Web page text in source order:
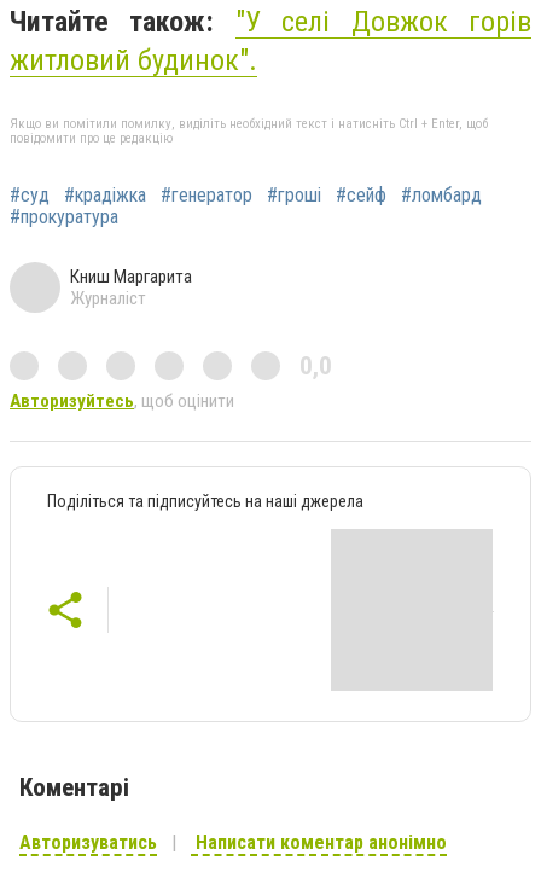
Читайте також: "У селі Довжок горів
житловий будинок".
Якщо ви помітили помилку, виділіть необхідний текст і натисніть Ctrl + Enter, щоб
повідомити про це редакцію
#суд #крадіжка #генератор #гроші #сейф
#ломбард
#прокуратура
Книш Маргарита
Журналіст
0,0
Авторизуйтесь, щоб оцінити
Поділіться та підписуйтесь на наші джерела
Коментарі
Авторизуватись Написати коментар анонімно